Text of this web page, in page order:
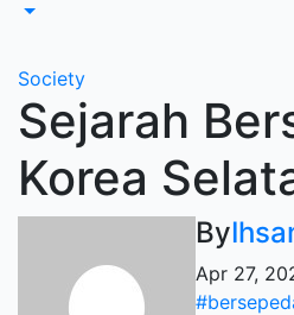
Society
Sejarah
Korea
By
Apr 27,